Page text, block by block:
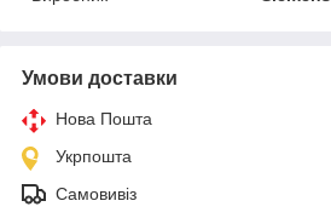
Умови доставки
Нова Пошта
Укрпошта
Самовивіз